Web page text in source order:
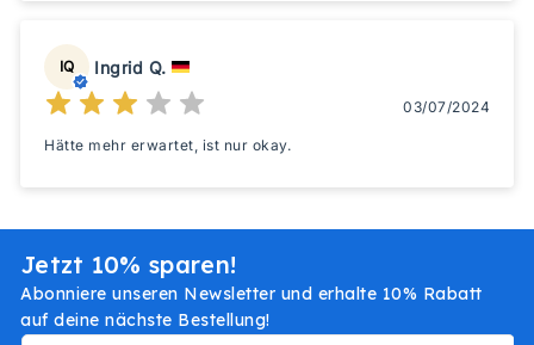
IQ Ingrid Q.
03/07/2024
Hätte mehr erwartet, ist nur okay.
Jetzt 10% sparen!
Abonniere unseren Newsletter und erhalte 10% Rabatt
auf deine nächste Bestellung!